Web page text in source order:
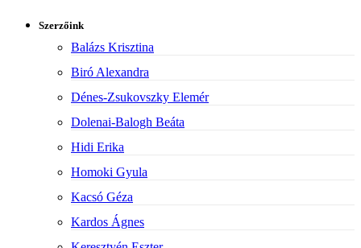
Szerzőink
Balázs Krisztina
Biró Alexandra
Dénes-Zsukovszky Elemér
Dolenai-Balogh Beáta
Hidi Erika
Homoki Gyula
Kacsó Géza
Kardos Ágnes